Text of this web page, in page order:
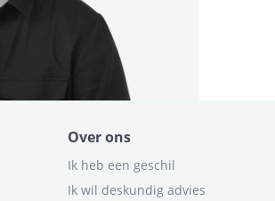
Over ons
Ik heb een geschil
Ik wil deskundig advies